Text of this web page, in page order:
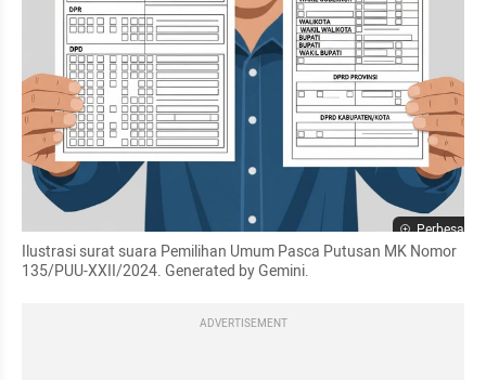
Perbesar
Ilustrasi surat suara Pemilihan Umum Pasca Putusan MK Nomor
135/PUU-XXII/2024. Generated by Gemini.
ADVERTISEMENT